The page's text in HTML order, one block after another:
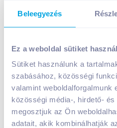
Beleegyezés
Ez a weboldal sütiket használ
Sütiket használunk a
szabásához, közösségi
valamint weboldalforgalmunk
közösségi média-, hirdető-
megosztjuk az Ön
adatait, akik kombinálhatják
599
Egységár: 3
Nettó eladási ár:
Kosárba